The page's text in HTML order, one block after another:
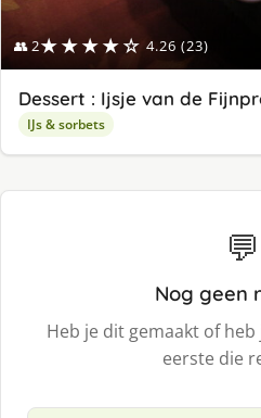
👥 2★★★★☆ 4.26 (23)
Dessert : Ijsje van de
IJs & sorbets
💬
Nog geen
Heb je dit gemaakt of heb
eerste die